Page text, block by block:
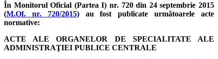
În Monitorul Oficial (Partea I) nr. 720 din 24 septembrie 2015
(M.Of. nr. 720/2015) au fost publicate următoarele acte
normative:
ACTE ALE ORGANELOR DE SPECIALITATE ALE
ADMINISTRAŢIEI PUBLICE CENTRALE